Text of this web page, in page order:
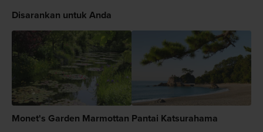
Disarankan untuk Anda
Monet's Garden Marmottan Pantai Katsurahama